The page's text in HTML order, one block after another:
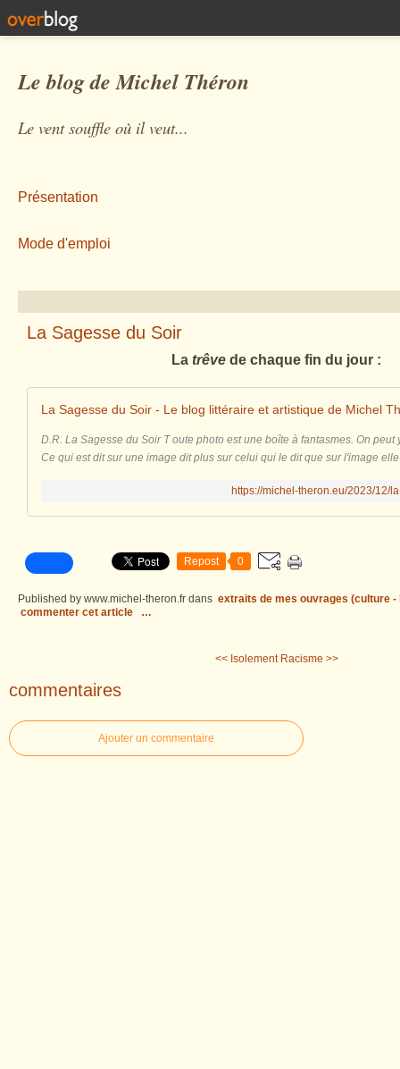
Le blog de Michel Théron
Le vent souffle où il veut...
Présentation
Mode d'emploi
La Sagesse du Soir
Latrêvede chaque fin du jour :
La Sagesse du Soir - Le blog littéraire et artistique de Michel
D.R. La Sagesse du Soir T oute photo est une boîte à fantasmes. On peut
Ce qui est dit sur une image dit plus sur celui qui le dit que sur l'image
https://michel-theron.eu/2023/12/
Repost 0
Published by www.michel-theron.fr dans extraits de mes ouvrages (culture
commenter cet article
…
<< Isolement Racisme >>
commentaires
Ajouter un commentaire